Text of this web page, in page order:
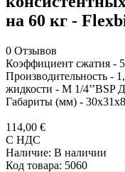
на 60 кг -
0 Отзывов
Коэффициент сжатия -
Производительность -
жидкости - М 1/4’’BSP
Габариты (мм) -
114,00 €
С НДС
Наличие: В наличии
Код товара: 5060